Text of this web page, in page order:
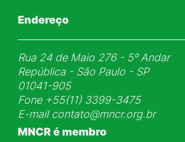
Endereço
Rua 24 de Maio 276 - 5ᵒ Andar
República - São Paulo - SP
01041-905
Fone+55(11) 3399-3475
E-mail contato@mncr.org.br
MNCR é membro